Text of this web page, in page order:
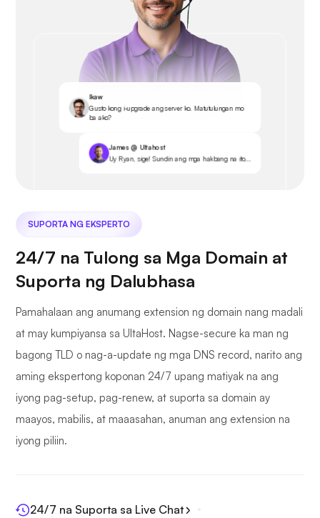
Ikaw
Gusto kong i-upgrade ang server ko. Matutulungan mo
ba ako?
James @ Ultahost
Uy Ryan, sige! Sundin ang mga hakbang na ito...
SUPORTA NG EKSPERTO
24/7 na Tulong sa Mga Domain at
Suporta ng Dalubhasa
Pamahalaan ang anumang extension ng domain nang madali
at may kumpiyansa sa UltaHost. Nagse-secure ka man ng
bagong TLD o nag-a-update ng mga DNS record, narito ang
aming ekspertong koponan 24/7 upang matiyak na ang
iyong pag-setup, pag-renew, at suporta sa domain ay
maayos, mabilis, at maaasahan, anuman ang extension na
iyong piliin.
24/7 na Suporta sa Live Chat